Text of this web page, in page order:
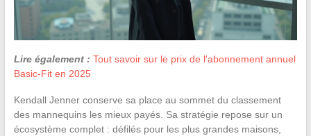
Lire également : Tout savoir sur le prix de l'abonnement annuel
Basic-Fit en 2025
Kendall Jenner conserve sa place au sommet du classement
des mannequins les mieux payés. Sa stratégie repose sur un
écosystème complet : défilés pour les plus grandes maisons,